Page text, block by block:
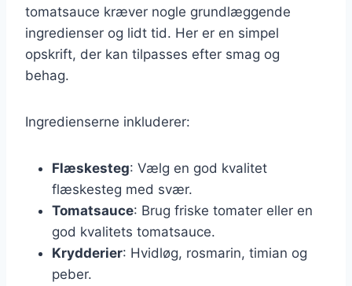
tomatsauce kræver nogle grundlæggende
ingredienser og lidt tid. Her er en simpel
opskrift, der kan tilpasses efter smag og
behag.
Ingredienserne inkluderer:
Flæskesteg: Vælg en god kvalitet
flæskesteg med svær.
Tomatsauce: Brug friske tomater eller en
god kvalitets tomatsauce.
Krydderier: Hvidløg, rosmarin, timian og
peber.